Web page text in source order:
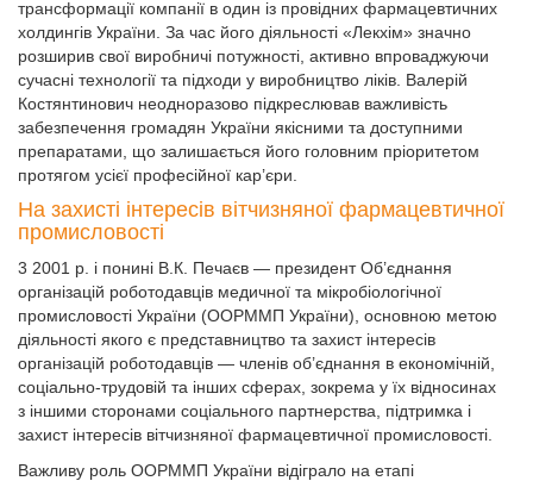
трансформації компанії в один із провідних фармацевтичних
холдингів України. За час його діяльності «Лекхім» значно
розширив свої виробничі потужності, активно впроваджуючи
сучасні технології та підходи у виробництво ліків. Валерій
Костянтинович неодноразово підкреслював важливість
забезпечення громадян України якісними та доступними
препаратами, що залишається його головним пріоритетом
протягом усієї професійної кар’єри.
На захисті інтересів вітчизняної фармацевтичної
промисловості
3 2001 р. і понині В.К. Печаєв — президент Об’єднання
організацій роботодавців медичної та мікробіологічної
промисловості України (ООРММП України), основною метою
діяльності якого є представництво та захист інтересів
організацій роботодавців — членів об’єднання в економічній,
соціально-трудовій та інших сферах, зокрема у їх відносинах
з іншими сторонами соціального партнерства, підтримка і
захист інтересів вітчизняної фармацевтичної промисловості.
Важливу роль ООРММП України відіграло на етапі